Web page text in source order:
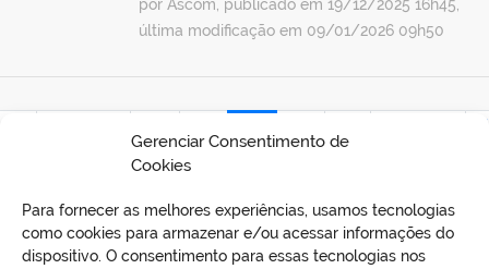
Gerenciar Consentimento de
Cookies
Para fornecer as melhores experiências, usamos tecnologias
como cookies para armazenar e/ou acessar informações do
dispositivo. O consentimento para essas tecnologias nos
por Ascom, publicado em 19/12/2025 16h45,
última modificação em 09/01/2026 09h50
07 10